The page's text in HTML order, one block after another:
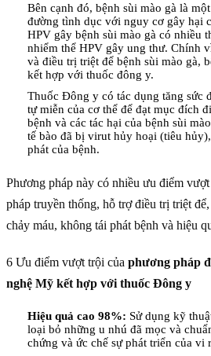
Bên cạnh đó, bệnh sùi mào gà là
đường tình dục với nguy cơ gây hại
HPV gây bệnh sùi mào gà có nhiều
nhiểm thể HPV gây ung thư. Chính
và điều trị triệt để bệnh sùi mào gà,
kết hợp với thuốc đông y.
Thuốc Đông y có tác dụng tăng sức
tự miễn của cơ thể để đạt mục đích
bệnh và các tác hại của bệnh sùi
tế bào đã bị virut hủy hoại (tiêu
phát của bệnh.
Phương pháp này có nhiều ưu điểm
pháp truyền thống, hỗ trợ điều trị triệt
chảy máu, không tái phát bệnh và hiệu
6 Ưu điểm vượt trội của phương pháp
nghệ Mỹ kết hợp với thuốc Đông y
Hiệu quả cao 98%: Sử dụng kỹ
loại bỏ những u nhú đã mọc và
chứng và ức chế sự phát triển của vi